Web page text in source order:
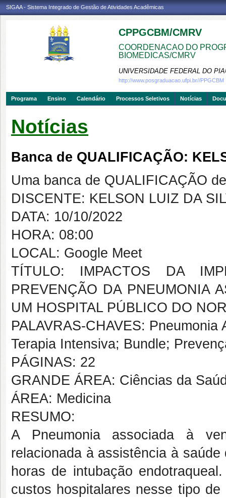
SIGAA - Sistema Integrado de Gestão de Atividades Acadêmicas
CPPGCBM/CMRV
COORDENACAO DO
BIOMEDICAS/CMRV
UNIVERSIDADE FEDERAL DO
http://www.posgraduacao.ufpi.br//PPGCBM
Programa Ensino Calendário Processos Seletivos Notícias
Notícias
Banca de QUALIFICAÇÃO:
Uma banca de QUALIFICAÇÃO
DISCENTE: KELSON LUIZ DA
DATA: 10/10/2022
HORA: 08:00
LOCAL: Google Meet
TÍTULO: IMPACTOS DA
PREVENÇÃO DA PNEUMONIA
UM HOSPITAL PÚBLICO DO
PALAVRAS-CHAVES:
Terapia Intensiva; Bundle;
PÁGINAS: 22
GRANDE ÁREA: Ciências da
ÁREA: Medicina
RESUMO:
A Pneumonia associada à
relacionada à assistência à
horas de intubação
custos hospitalares nesse tipo